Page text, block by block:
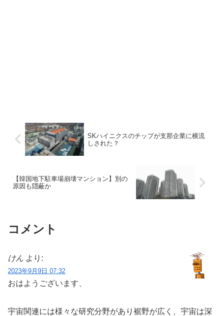
SKハイニクスのチップが支那企業に横流
しされた？
【韓国地下駐車場崩壊マンション】別の
原因も隠蔽か
コメント
けん より:
2023年9月9日 07:32
おはようございます、
宇宙関連には様々な研究分野があり裾野が広く、宇宙は深